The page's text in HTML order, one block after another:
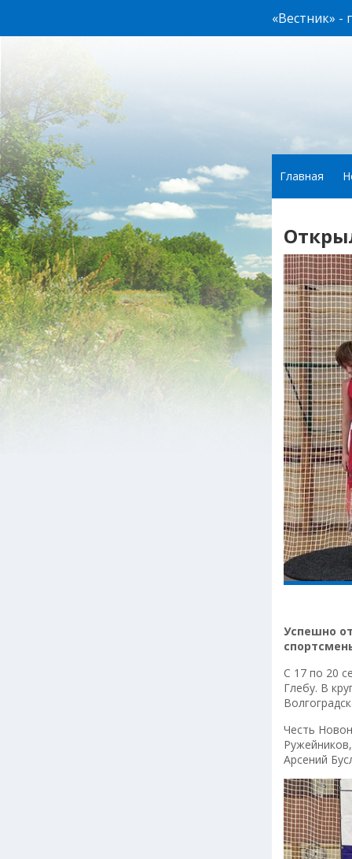
«Вестник» -
Главная
Успешно
С 17 по 20
Глебу. В
Честь
Арсений